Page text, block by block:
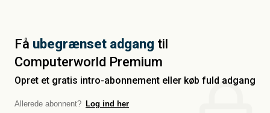
Få ubegrænset adgang til
Computerworld Premium
Opret et gratis intro-abonnement eller køb fuld adgang
Allerede abonnent? Log ind her